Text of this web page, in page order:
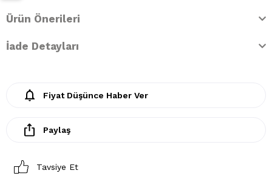
Ürün Önerileri
İade Detayları
Fiyat Düşünce Haber Ver
Paylaş
Tavsiye Et